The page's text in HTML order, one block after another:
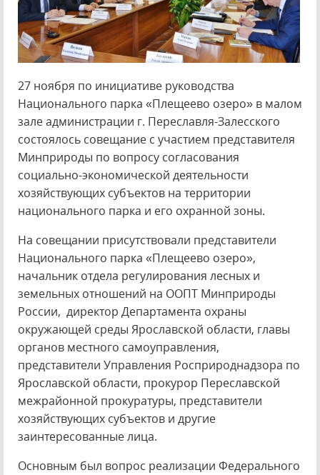
27 ноября по инициативе руководства
Национального парка «Плещеево озеро» в малом
зале администрации г. Переславля-Залесского
состоялось совещание с участием представителя
Минприроды по вопросу согласования
социально-экономической деятельности
хозяйствующих субъектов на территории
национального парка и его охранной зоны.
На совещании присутствовали представители
Национального парка «Плещеево озеро»,
начальник отдела регулирования лесных и
земельных отношений на ООПТ Минприроды
России, директор Департамента охраны
окружающей среды Ярославской области, главы
органов местного самоуправления,
представители Управления Росприроднадзора по
Ярославской области, прокурор Переславской
межрайонной прокуратуры, представители
хозяйствующих субъектов и другие
заинтересованные лица.
Основным был вопрос реализации Федерального